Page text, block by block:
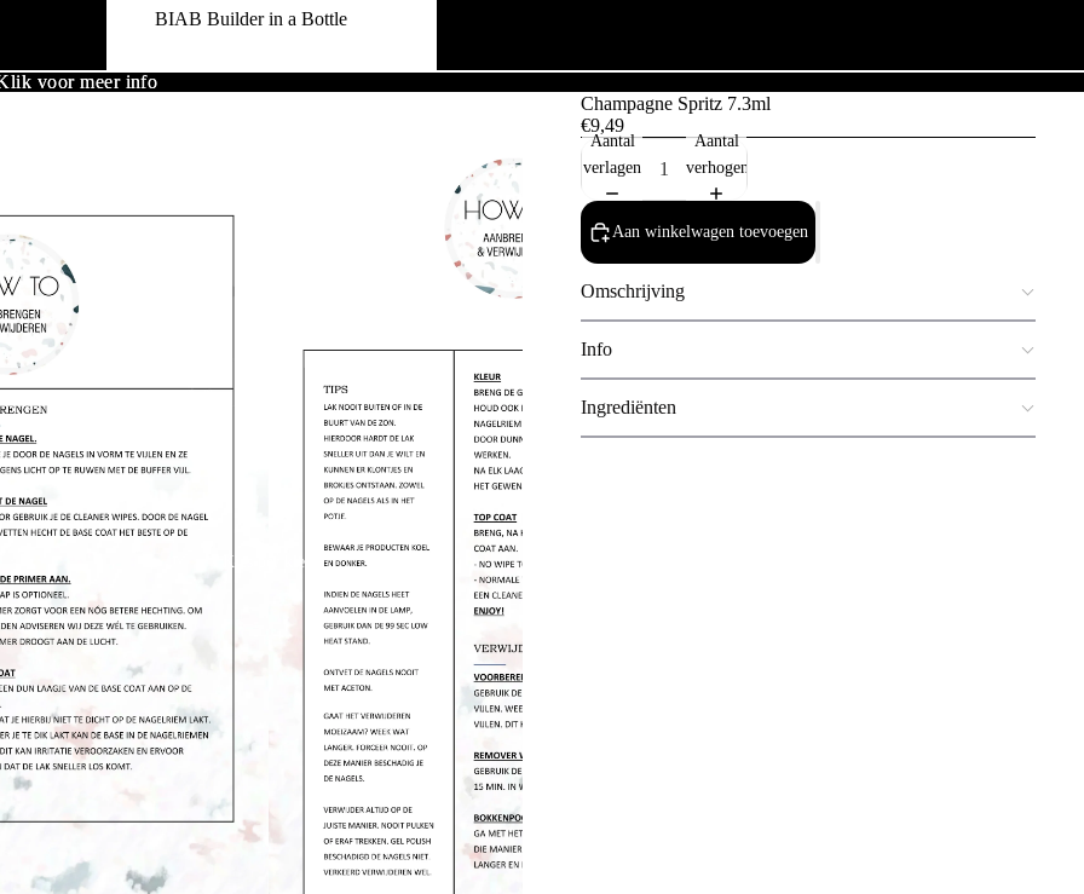
BIAB Builder in a Bottle
Kies per kleur
voor meer info
voor meer info
Champagne Spritz 7.3ml
€9,49
Aantal
verlagen
Aantal
verhogen
Aan winkelwagen toevoegen
Omschrijving
Info
Ingrediënten